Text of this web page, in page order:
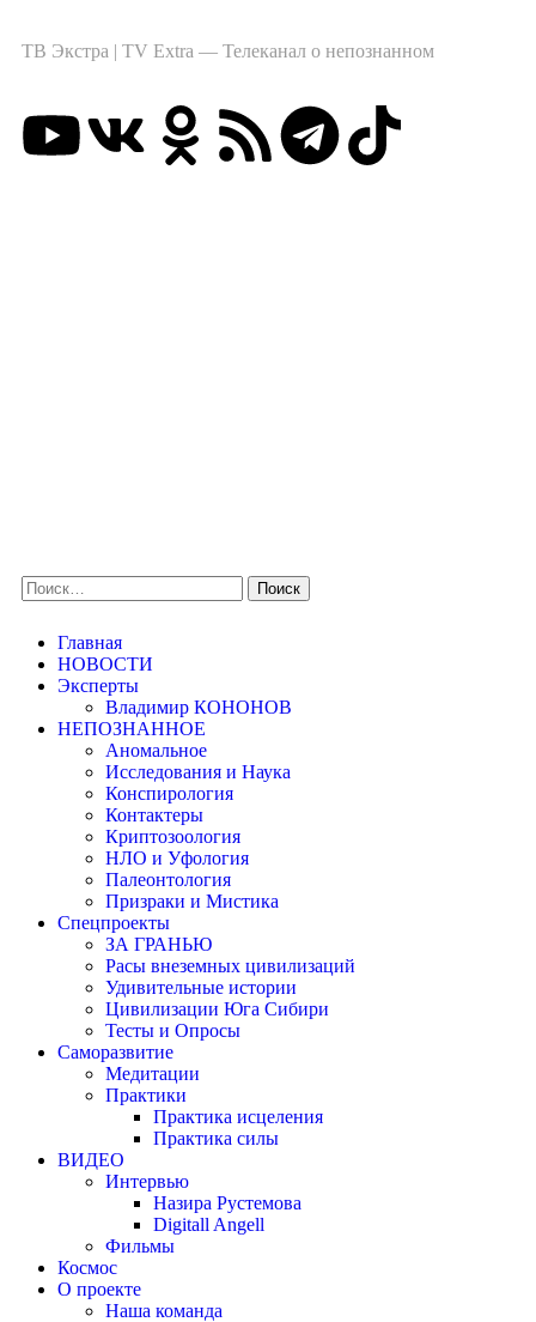
ТВ Экстра | TV Extra — Телеканал о непознанном
Главная
НОВОСТИ
Эксперты
Владимир КОНОНОВ
НЕПОЗНАННОЕ
Аномальное
Исследования и Наука
Конспирология
Контактеры
Криптозоология
НЛО и Уфология
Палеонтология
Призраки и Мистика
Спецпроекты
ЗА ГРАНЬЮ
Расы внеземных цивилизаций
Удивительные истории
Цивилизации Юга Сибири
Тесты и Опросы
Саморазвитие
Медитации
Практики
Практика исцеления
Практика силы
ВИДЕО
Интервью
Назира Рустемова
Digitall Angell
Фильмы
Космос
О проекте
Наша команда